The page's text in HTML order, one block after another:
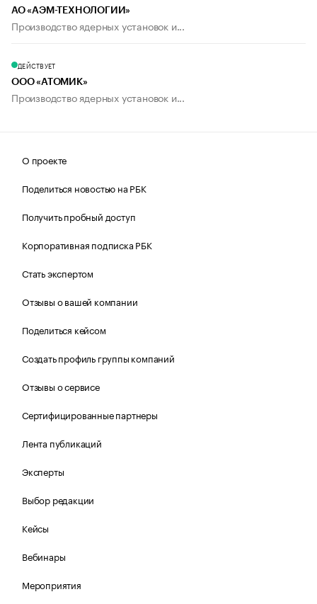
АО «АЭМ-ТЕХНОЛОГИИ»
Производство ядерных установок и...
ДЕЙСТВУЕТ
ООО «АТОМИК»
Производство ядерных установок и...
О проекте
Поделиться новостью на РБК
Получить пробный доступ
Корпоративная подписка РБК
Стать экспертом
Отзывы о вашей компании
Поделиться кейсом
Создать профиль группы компаний
Отзывы о сервисе
Сертифицированные партнеры
Лента публикаций
Эксперты
Выбор редакции
Кейсы
Вебинары
Мероприятия